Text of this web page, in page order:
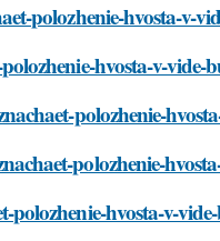
polozhenie-hvosta-v-
hvosta-v-vide-
polozhenie-
polozhenie-
polozhenie-hvosta-v-